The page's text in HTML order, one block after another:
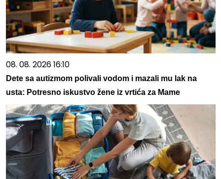
08. 08. 2026 16:10
Dete sa autizmom polivali vodom i mazali mu lak na
usta: Potresno iskustvo žene iz vrtića za Mame